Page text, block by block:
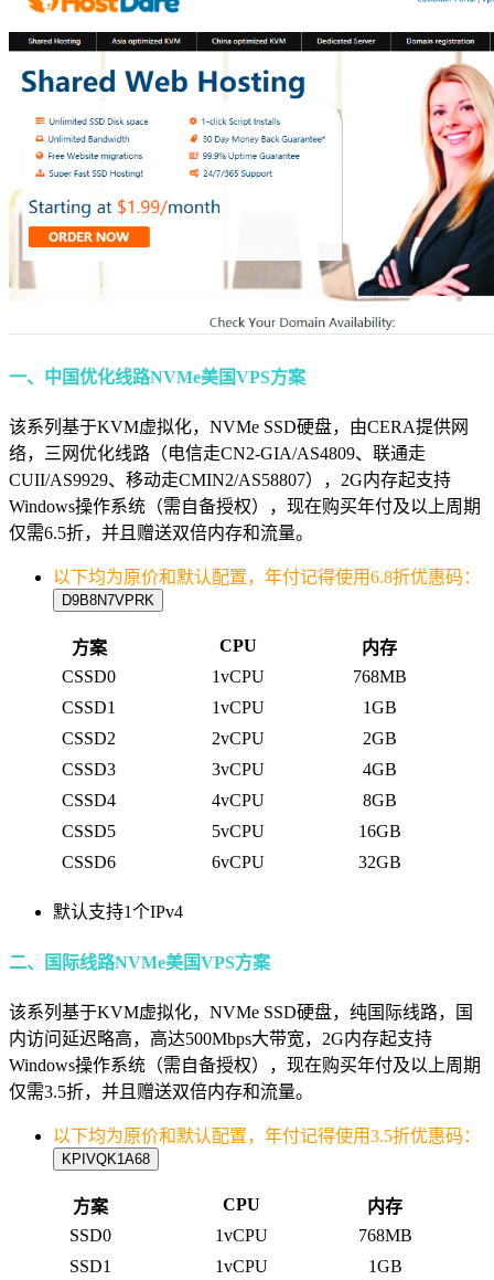
一、中国优化线路NVMe美国VPS方案
该系列基于KVM虚拟化，NVMe SSD硬盘，由CERA提供网
络，三网优化线路（电信走CN2-GIA/AS4809、联通走
CUII/AS9929、移动走CMIN2/AS58807），2G内存起支持
Windows操作系统（需自备授权），现在购买年付及以上周期
仅需6.5折，并且赠送双倍内存和流量。
以下均为原价和默认配置，年付记得使用6.8折优惠码：
D9B8N7VPRK
方案 CPU
内存
CSSD0
1vCPU
768MB
CSSD1
1vCPU
1GB
CSSD2
2vCPU
2GB
CSSD3
3vCPU
4GB
CSSD4
4vCPU
8GB
CSSD5
5vCPU
16GB
CSSD6
6vCPU 32GB
默认支持1个IPv4
二、国际线路NVMe美国VPS方案
该系列基于KVM虚拟化，NVMe SSD硬盘，纯国际线路，国
内访问延迟略高，高达500Mbps大带宽，2G内存起支持
Windows操作系统（需自备授权），现在购买年付及以上周期
仅需3.5折，并且赠送双倍内存和流量。
以下均为原价和默认配置，年付记得使用3.5折优惠码：
KPIVQK1A68
方案 CPU
内存
SSD0
1vCPU
768MB
SSD1
1vCPU 1GB